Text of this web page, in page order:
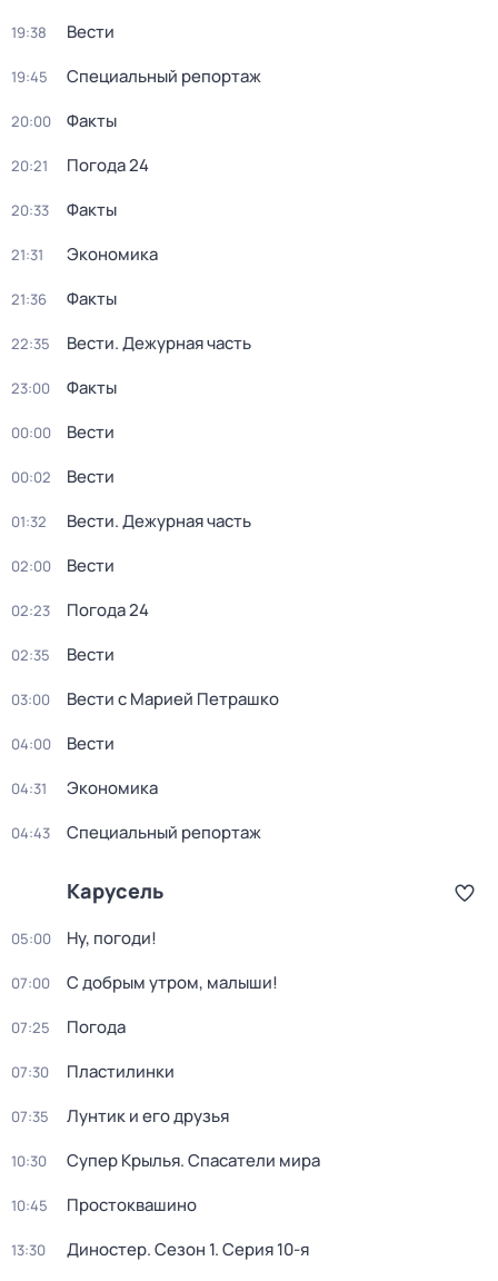
19:38 Вести
19:45 Специальный репортаж
20:00 Факты
20:21 Погода 24
20:33 Факты
21:31 Экономика
21:36 Факты
22:35 Вести. Дежурная часть
23:00 Факты
00:00 Вести
00:02 Вести
01:32 Вести. Дежурная часть
02:00 Вести
02:23 Погода 24
02:35 Вести
03:00 Вести с Марией Петрашко
04:00 Вести
04:31 Экономика
04:43 Специальный репортаж
Карусель
05:00 Ну, погоди!
07:00 С добрым утром, малыши!
07:25 Погода
07:30 Пластилинки
07:35 Лунтик и его друзья
10:30 Супер Крылья. Спасатели мира
10:45 Простоквашино
13:30 Диностер. Сезон 1. Серия 10-я